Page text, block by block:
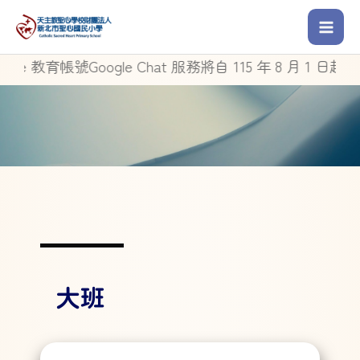
號Google Chat 服務將自 115 年 8 月 1 日起停止使用
大班